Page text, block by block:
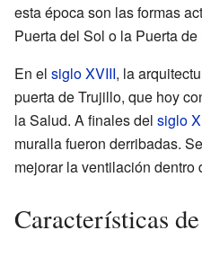
esta época son las formas
Puerta del Sol o la Puerta
En el siglo XVIII, la
puerta de Trujillo, que hoy
la Salud. A finales del siglo
muralla fueron derribadas.
mejorar la ventilación dentro
Características